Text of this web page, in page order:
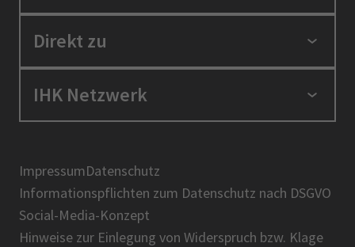
Standortpolitik
Berufszugang
Über uns
Direkt zu
Positionen
Presse
IHK-Magazin
IHK Netzwerk
BIHK
DIHK
AHK
ImpressumDatenschutz
Informationspflichten zum Datenschutz nach DSGVO
Social-Media-Konzept
Hinweise zur Einlegung von Widerspruch bzw. Klage